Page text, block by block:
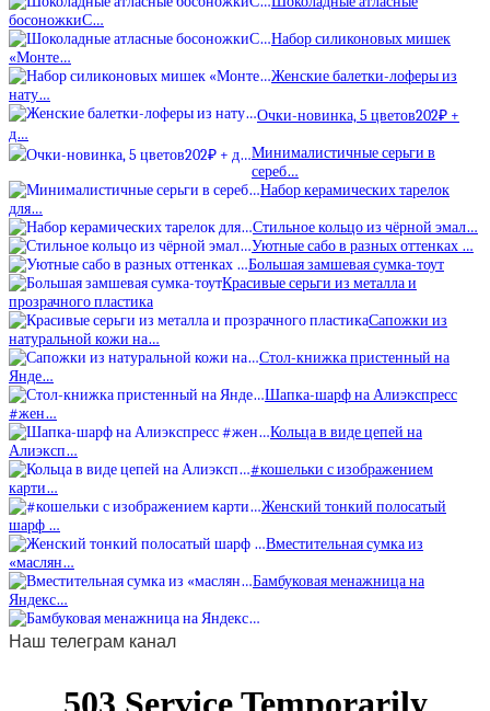
босоножкиС…
Набор силиконовых мишек
«Монте…
Женские балетки-лоферы из
нату…
Очки-новинка, 5 цветов202₽ +
д…
Минималистичные серьги в
сереб…
Набор керамических тарелок
для…
Стильное кольцо из чёрной эмал…
Уютные сабо в разных оттенках …
Большая замшевая сумка-тоут
Красивые серьги из металла и
прозрачного пластика
Сапожки из
натуральной кожи на…
Стол-книжка пристенный на
Янде…
Шапка-шарф на Алиэкспресс
#жен…
Кольца в виде цепей на
Алиэксп…
#кошельки с изображением
карти…
Женский тонкий полосатый
шарф …
Вместительная сумка из
«маслян…
Бамбуковая менажница на
Яндекс…
Наш телеграм канал